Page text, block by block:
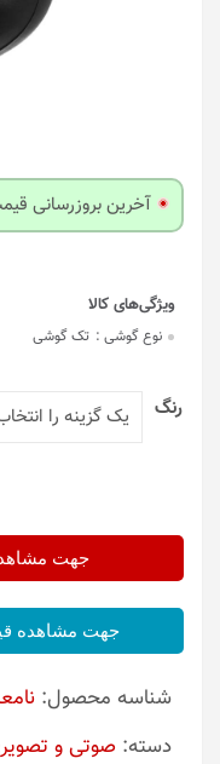
آخرین بروزرسانی قیمت: 3
نوع گوشی : تک گوشی
رنگ
جهت
جهت مشاهده
شناسه محصول:
دسته: صوتی و